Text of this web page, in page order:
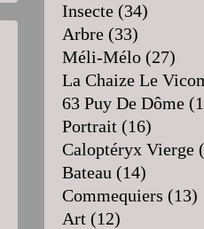
Insecte (34)
Arbre (33)
Méli-Mélo (27)
La Chaize Le
63 Puy De Dôme
Portrait (16)
Caloptéryx Vierge
Bateau (14)
Commequiers (13)
Art (12)